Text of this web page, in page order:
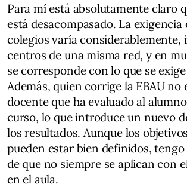
Para mí está absolutamente claro
está desacompasado. La exigencia
colegios varía considerablemente,
centros de una misma red, y en
se corresponde con lo que se exige
Además, quien corrige la EBAU no
docente que ha evaluado al
curso, lo que introduce un nuevo
los resultados. Aunque los
pueden estar bien definidos,
de que no siempre se aplican con
en el aula.